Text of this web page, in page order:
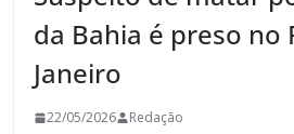
da Bahia é preso no
Janeiro
22/05/2026 Redação